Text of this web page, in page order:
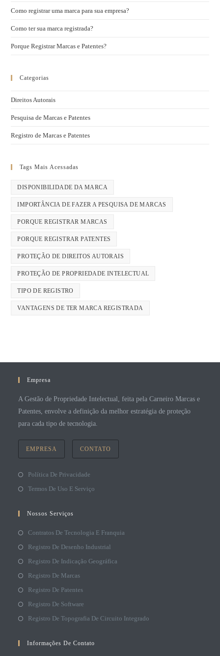
Como registrar uma marca para sua empresa?
Como ter sua marca registrada?
Porque Registrar Marcas e Patentes?
Categorias
Direitos Autorais
Pesquisa de Marcas e Patentes
Registro de Marcas e Patentes
Tags Mais Acessadas
DISPONIBILIDADE DA MARCA
IMPORTÂNCIA DE FAZER A PESQUISA DE MARCAS
PORQUE REGISTRAR MARCAS
PORQUE REGISTRAR PATENTES
PROTEÇÃO DE DIREITOS AUTORAIS
PROTEÇÃO DE PROPRIEDADE INTELECTUAL
TIPO DE REGISTRO
VANTAGENS DE TER MARCA REGISTRADA
Empresa
A Gestão de Propriedade Intelectual, feita pela Carneiro Marcas e
Patentes, envolve a definição da melhor estratégia de proteção
para cada tipo de tecnologia.
EMPRESA CONTATO
Política De Privacidade
Termos De Uso E Serviço
Nossos Serviços
Contratos De Tecnologia E Franquia
Registro De Desenho Industrial
Registro De Indicação Geográfica
Registro De Marcas
Registro De Patentes
Registro De Software
Registro De Topografia De Circuito Integrado
Informações De Contato